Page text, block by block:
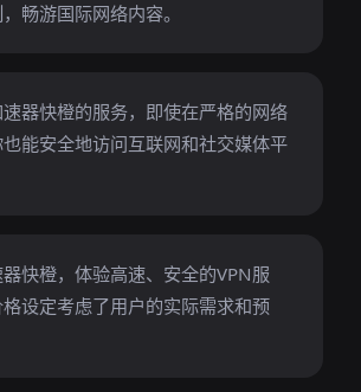
畅游国际网络内容。
器快橙的服务，即使在严格的网络
能安全地访问互联网和社交媒体平
快橙，体验高速、安全的VPN服
设定考虑了用户的实际需求和预